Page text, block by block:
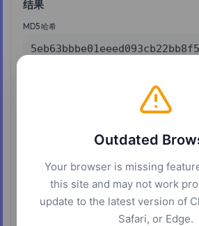
结果
MD5 哈希
SHA512 哈希
Outdated
Your browser is missing
this site and may not work
update to the latest version of
Safari, or Edge.